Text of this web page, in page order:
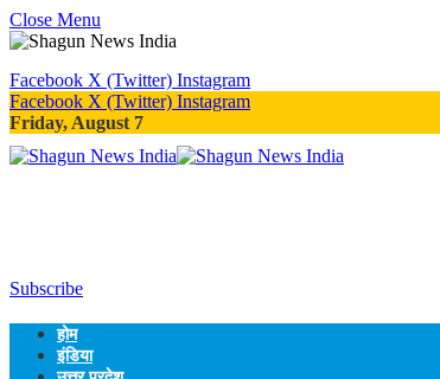
Close Menu
Facebook X (Twitter) Instagram
Facebook X (Twitter) Instagram
Friday, August 7
Subscribe
होम
इंडिया